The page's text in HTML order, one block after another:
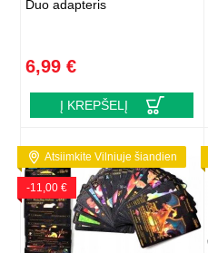
Duo adapteris
6,99 €
Į KREPŠELĮ
Atsiimkite Vilniuje šiandien
-11,00 €